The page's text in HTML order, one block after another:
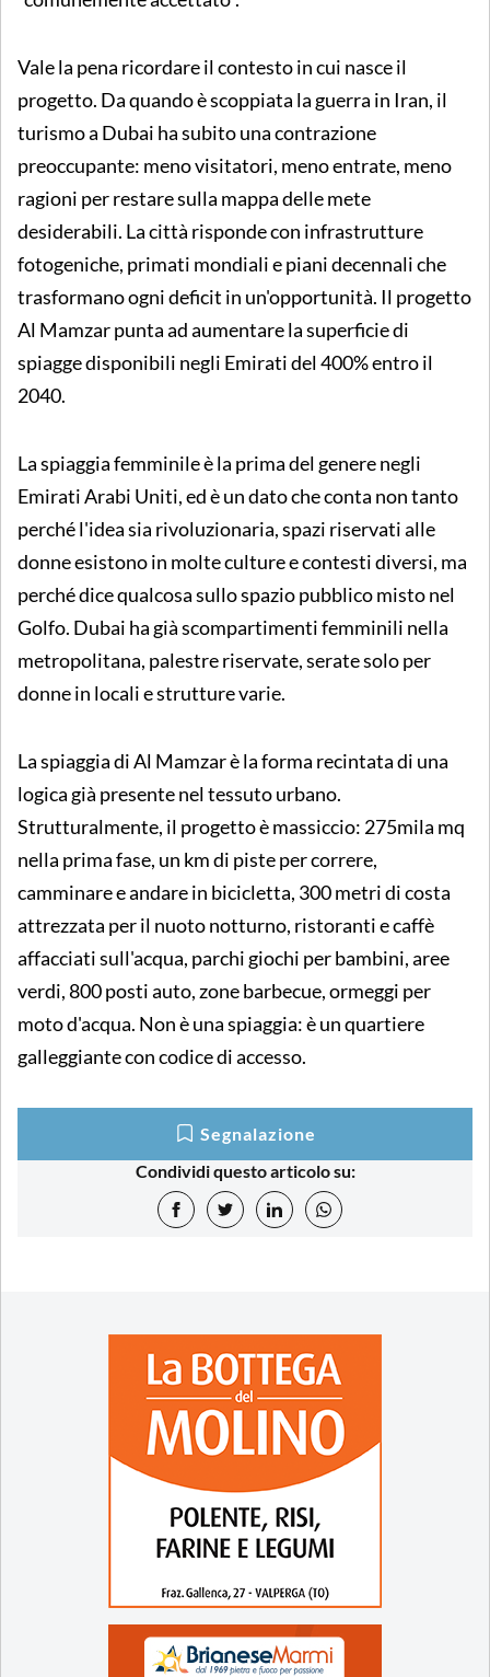
Vale la pena ricordare il contesto in cui nasce il
progetto. Da quando è scoppiata la guerra in Iran, il
turismo a Dubai ha subito una contrazione
preoccupante: meno visitatori, meno entrate, meno
ragioni per restare sulla mappa delle mete
desiderabili. La città risponde con infrastrutture
fotogeniche, primati mondiali e piani decennali che
trasformano ogni deficit in un'opportunità. Il progetto
Al Mamzar punta ad aumentare la superficie di
spiagge disponibili negli Emirati del 400% entro il
2040.
La spiaggia femminile è la prima del genere negli
Emirati Arabi Uniti, ed è un dato che conta non tanto
perché l'idea sia rivoluzionaria, spazi riservati alle
donne esistono in molte culture e contesti diversi, ma
perché dice qualcosa sullo spazio pubblico misto nel
Golfo. Dubai ha già scompartimenti femminili nella
metropolitana, palestre riservate, serate solo per
donne in locali e strutture varie.
La spiaggia di Al Mamzar è la forma recintata di una
logica già presente nel tessuto urbano.
Strutturalmente, il progetto è massiccio: 275mila mq
nella prima fase, un km di piste per correre,
camminare e andare in bicicletta, 300 metri di costa
attrezzata per il nuoto notturno, ristoranti e caffè
affacciati sull'acqua, parchi giochi per bambini, aree
verdi, 800 posti auto, zone barbecue, ormeggi per
moto d'acqua. Non è una spiaggia: è un quartiere
galleggiante con codice di accesso.
Segnalazione
Condividi questo articolo su: